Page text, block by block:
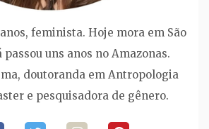
feminista. Hoje mora em São
passou uns anos no Amazonas.
doutoranda em Antropologia
e pesquisadora de gênero.